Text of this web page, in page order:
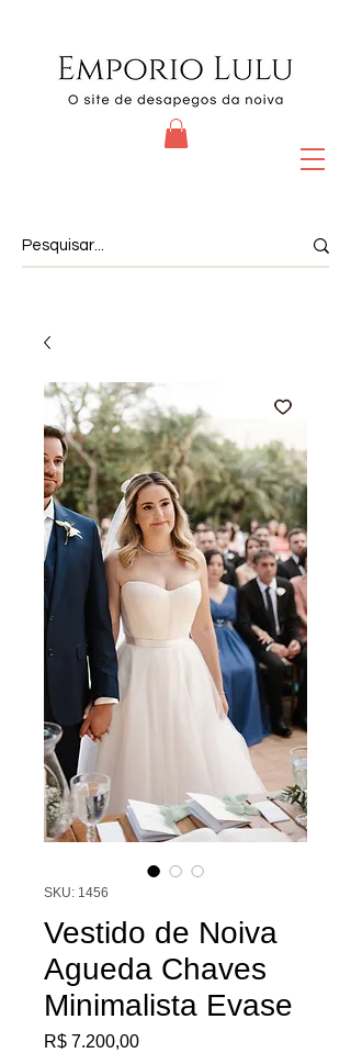
SKU: 1456
Vestido de Noiva
Agueda Chaves
Minimalista Evase
R$ 7.200,00Preço